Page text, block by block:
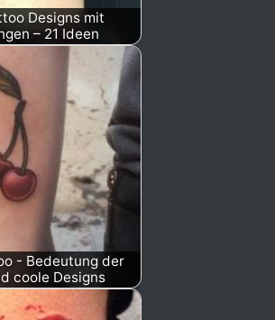
Designs mit
– 21 Ideen
- Bedeutung der
coole Designs